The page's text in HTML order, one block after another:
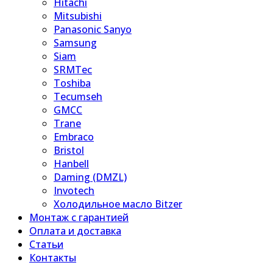
Mitsubishi
Panasonic Sanyo
Samsung
Siam
SRMTec
Toshiba
Tecumseh
GMCC
Trane
Embraco
Bristol
Hanbell
Daming (DMZL)
Invotech
Холодильное масло Bitzer
Монтаж с гарантией
Оплата и доставка
Статьи
Контакты